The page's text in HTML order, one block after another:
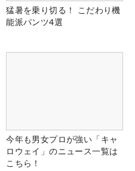
猛暑を乗り切る！ こだわり機
能派パンツ4選
今年も男女プロが強い「キャ
ロウェイ」のニュース一覧は
こちら！